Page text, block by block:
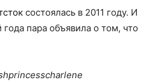
состоялась в 2011 году. И
пара объявила о том, что